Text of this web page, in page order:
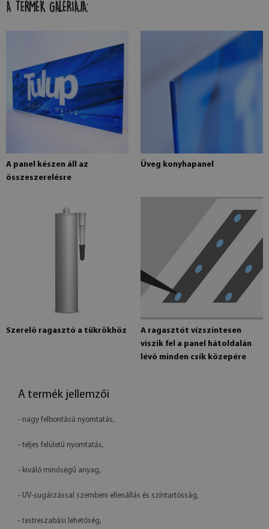
A TERMÉK GALÉRIÁJA:
A panel készen áll az
összeszerelésre
Üveg konyhapanel
Szerelő ragasztó a tükrökhöz
A ragasztót vízszintesen
viszik fel a panel hátoldalán
lévő minden csík közepére
A termék jellemzői
- nagy felbontású nyomtatás,
- teljes felületű nyomtatás,
- kiváló minőségű anyag,
- UV-sugárzással szembeni ellenállás és színtartósság,
- testreszabási lehetőség,